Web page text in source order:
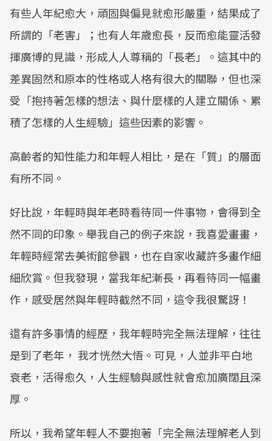
有些人年紀愈大，頑固與偏見就愈形嚴重，結果成了
所謂的「老害」；也有人年歲愈長，反而愈能靈活發
揮廣博的見識，形成人人尊稱的「長老」。這其中的
差異固然和原本的性格或人格有很大的關聯，但也深
受「抱持著怎樣的想法、與什麼樣的人建立關係、累
積了怎樣的人生經驗」這些因素的影響。
高齡者的知性能力和年輕人相比，是在「質」的層面
有所不同。
好比說，年輕時與年老時看待同一件事物，會得到全
然不同的印象。舉我自己的例子來說，我喜愛畫畫，
年輕時經常去美術館參觀，也在自家收藏許多畫作細
細欣賞。但我發現，當我年紀漸長，再看待同一幅畫
作，感受居然與年輕時截然不同，這令我很驚訝！
還有許多事情的經歷，我年輕時完全無法理解，往往
是到了老年， 我才恍然大悟。可見，人並非平白地
衰老，活得愈久，人生經驗與感性就會愈加廣闊且深
厚。
所以，我希望年輕人不要抱著「完全無法理解老人到